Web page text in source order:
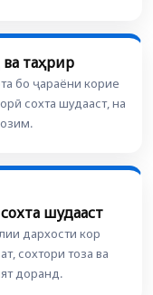
таҳрир
бо ҷараёни корие
сохта шудааст, на
шудааст
дархости кор
сохтори тоза ва
доранд.